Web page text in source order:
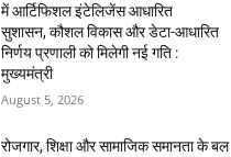
में आर्टिफिशल इंटेलिजेंस आधारित
सुशासन, कौशल विकास और डेटा-आधारित
निर्णय प्रणाली को मिलेगी नई गति :
मुख्यमंत्री
August 5, 2026
रोजगार, शिक्षा और सामाजिक समानता के बल